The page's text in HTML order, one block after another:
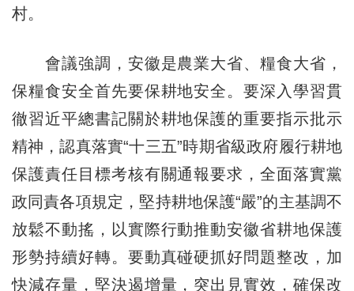
村。
會議強調，安徽是農業大省、糧食大省，
保糧食安全首先要保耕地安全。要深入學習貫
徹習近平總書記關於耕地保護的重要指示批示
精神，認真落實“十三五”時期省級政府履行耕地
保護責任目標考核有關通報要求，全面落實黨
政同責各項規定，堅持耕地保護“嚴”的主基調不
放鬆不動搖，以實際行動推動安徽省耕地保護
形勢持續好轉。要動真碰硬抓好問題整改，加
快減存量，堅決遏增量，突出見實效，確保改